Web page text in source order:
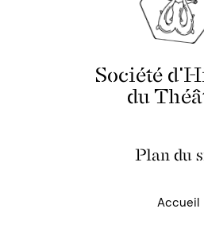
Société
du
Plan du
Accueil